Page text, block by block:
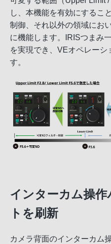
し、本機能を有効にするこ
制御、それ以外の領域にお
に機能します。IRISつまみ
を実現でき、VEオペレーシ
す。
インターカム操
トを刷新
カメラ背面のインターカム